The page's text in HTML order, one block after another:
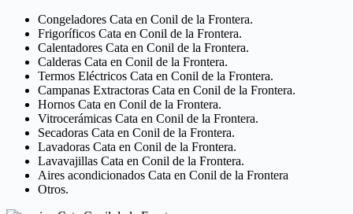
Congeladores Cata en Conil de la Frontera.
Frigoríficos Cata en Conil de la Frontera.
Calentadores Cata en Conil de la Frontera.
Calderas Cata en Conil de la Frontera.
Termos Eléctricos Cata en Conil de la Frontera.
Campanas Extractoras Cata en Conil de la Frontera.
Hornos Cata en Conil de la Frontera.
Vitrocerámicas Cata en Conil de la Frontera.
Secadoras Cata en Conil de la Frontera.
Lavadoras Cata en Conil de la Frontera.
Lavavajillas Cata en Conil de la Frontera.
Aires acondicionados Cata en Conil de la Frontera
Otros.